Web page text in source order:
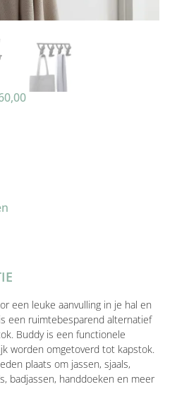
een leuke aanvulling in je hal en
een ruimtebesparend alternatief
Buddy is een functionele
worden omgetoverd tot kapstok.
plaats om jassen, sjaals,
badjassen, handdoeken en meer